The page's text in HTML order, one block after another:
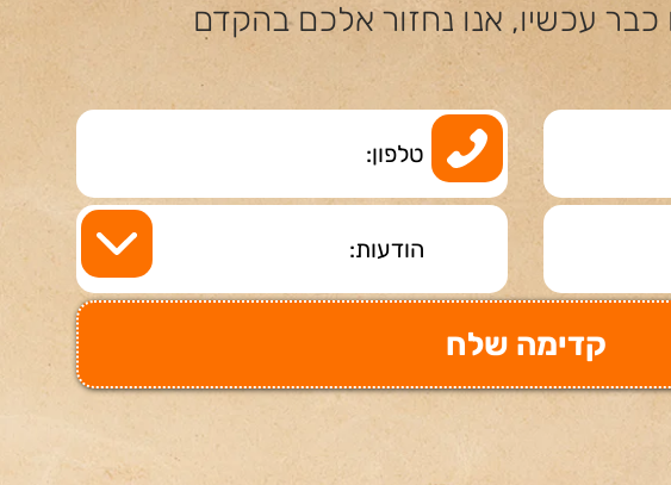
כבר עכשיו, אנו נחזור אלכם בהקדם